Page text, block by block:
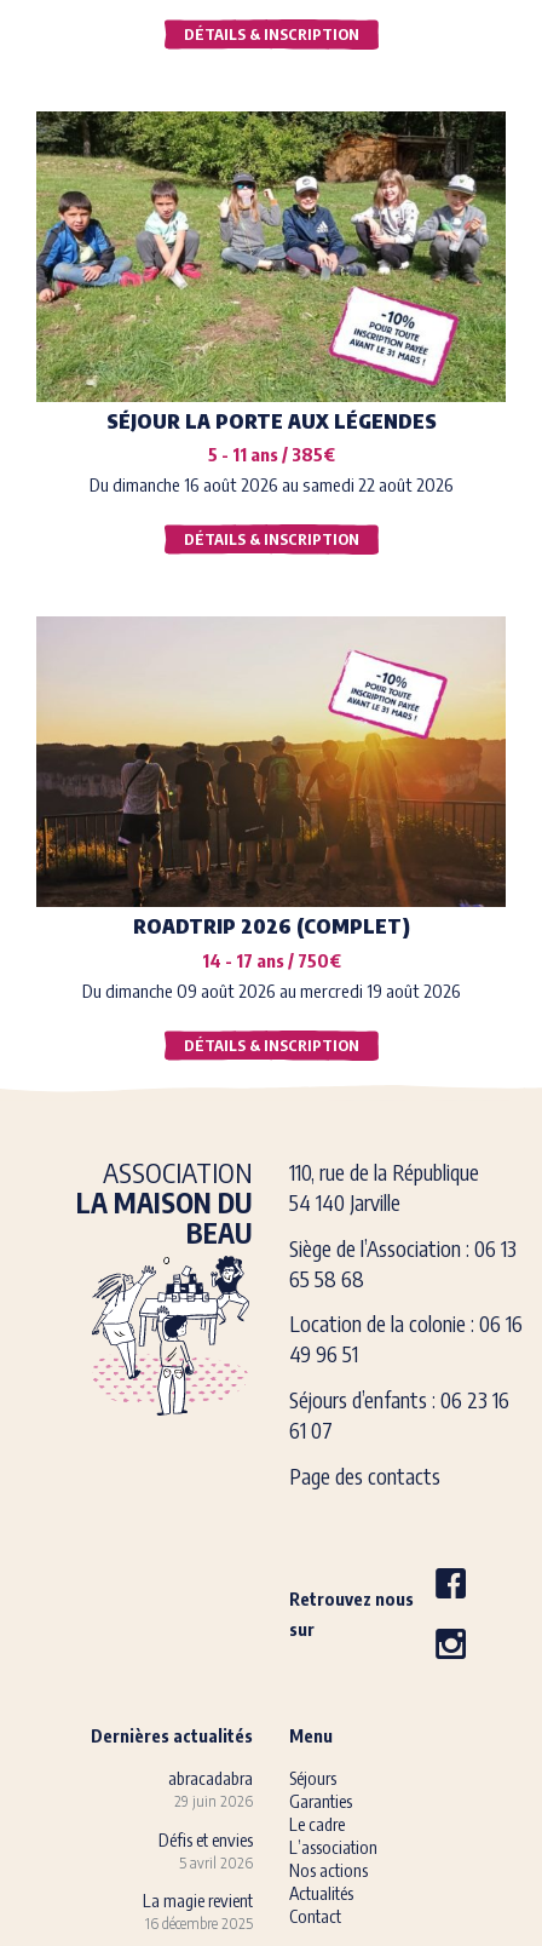
DÉTAILS & INSCRIPTION
SÉJOUR LA PORTE AUX LÉGENDES
5 - 11 ans / 385€
Du dimanche 16 août 2026 au samedi 22 août 2026
DÉTAILS & INSCRIPTION
ROADTRIP 2026 (COMPLET)
14 - 17 ans / 750€
Du dimanche 09 août 2026 au mercredi 19 août 2026
DÉTAILS & INSCRIPTION
ASSOCIATION
LA MAISON DU
BEAU
110, rue de la République
54 140 Jarville
Siège de l’Association : 06 13
65 58 68
Location de la colonie : 06 16
49 96 51
Séjours d’enfants : 06 23 16
61 07
Page des contacts
Retrouvez nous
sur
Dernières actualités
abracadabra
29 juin 2026
Défis et envies
5 avril 2026
La magie revient
16 décembre 2025
Menu
Séjours
Garanties
Le cadre
L’association
Nos actions
Actualités
Contact